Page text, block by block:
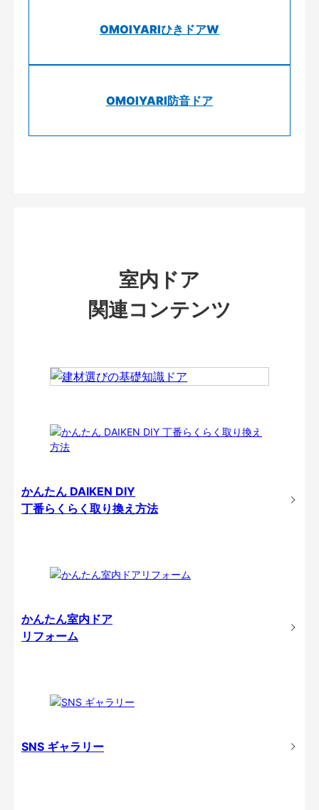
OMOIYARIひきドアW
OMOIYARI防音ドア
室内ドア
関連コンテンツ
かんたん DAIKEN DIY
丁番らくらく取り換え方法
かんたん室内ドア
リフォーム
SNS ギャラリー